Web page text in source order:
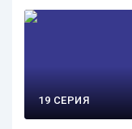
19 СЕРИЯ